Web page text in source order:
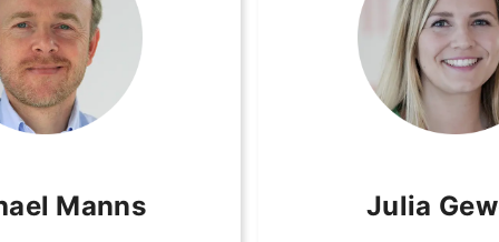
Manns Julia